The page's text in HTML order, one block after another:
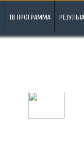
ТВ ПРОГРАММА